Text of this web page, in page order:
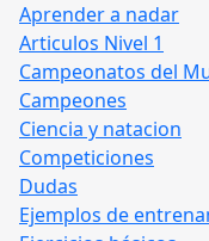
Aprender a nadar
Articulos Nivel 1
Campeonatos del
Campeones
Ciencia y natacion
Competiciones
Dudas
Ejemplos de